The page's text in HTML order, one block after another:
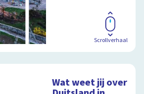
Scrollverhaal
Wat weet jij over